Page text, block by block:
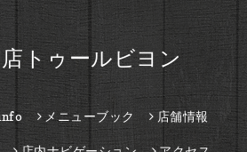
トゥールビヨン
メニューブック 店舗情報